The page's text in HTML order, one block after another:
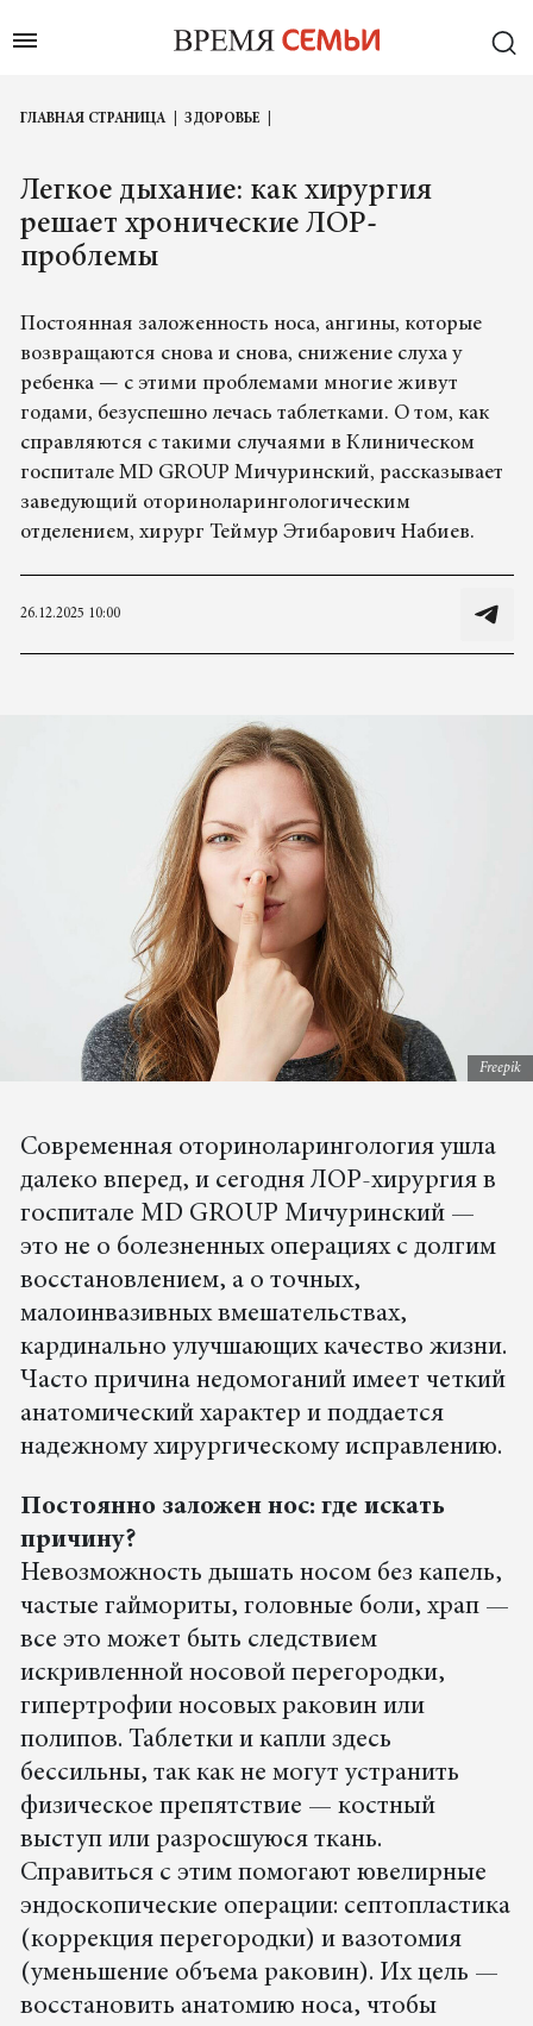
ГЛАВНАЯ СТРАНИЦА ЗДОРОВЬЕ
Легкое дыхание: как хирургия
решает хронические ЛОР-
проблемы
Постоянная заложенность носа, ангины, которые
возвращаются снова и снова, снижение слуха у
ребенка — с этими проблемами многие живут
годами, безуспешно лечась таблетками. О том, как
справляются с такими случаями в Клиническом
госпитале MD GROUP Мичуринский, рассказывает
заведующий оториноларингологическим
отделением, хирург Теймур Этибарович Набиев.
26.12.2025 10:00
Freepik
Современная оториноларингология ушла
далеко вперед, и сегодня ЛОР-хирургия в
госпитале MD GROUP Мичуринский —
это не о болезненных операциях с долгим
восстановлением, а о точных,
малоинвазивных вмешательствах,
кардинально улучшающих качество жизни.
Часто причина недомоганий имеет четкий
анатомический характер и поддается
надежному хирургическому исправлению.
Постоянно заложен нос: где искать
причину?
Невозможность дышать носом без капель,
частые гаймориты, головные боли, храп —
все это может быть следствием
искривленной носовой перегородки,
гипертрофии носовых раковин или
полипов. Таблетки и капли здесь
бессильны, так как не могут устранить
физическое препятствие — костный
выступ или разросшуюся ткань.
Справиться с этим помогают ювелирные
эндоскопические операции: септопластика
(коррекция перегородки) и вазотомия
(уменьшение объема раковин). Их цель —
восстановить анатомию носа, чтобы